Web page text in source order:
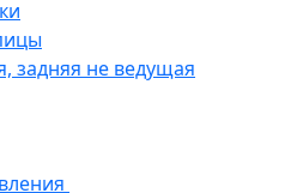
задняя не ведущая